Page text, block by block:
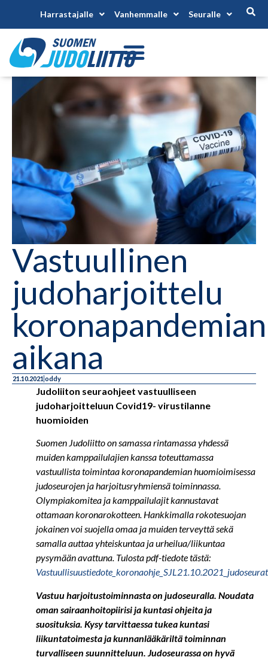
Harrastajalle Vanhemmalle Seuralle
Vastuullinen
judoharjoittelu
koronapandemian
aikana
21.10.2021 oddy
Judoliiton seuraohjeet vastuulliseen
judoharjoitteluun Covid19- virustilanne
huomioiden
Suomen Judoliitto on samassa rintamassa yhdessä
muiden kamppailulajien kanssa toteuttamassa
vastuullista toimintaa koronapandemian huomioimisessa
judoseurojen ja harjoitusryhmiensä toiminnassa.
Olympiakomitea ja kamppailulajit kannustavat
ottamaan koronarokotteen. Hankkimalla rokotesuojan
jokainen voi suojella omaa ja muiden terveyttä sekä
samalla auttaa yhteiskuntaa ja urheilua/liikuntaa
pysymään avattuna. Tulosta pdf-tiedote tästä:
Vastuullisuustiedote_koronaohje_SJL21.10.2021_judoseurat
Vastuu harjoitustoiminnasta on judoseuralla. Noudata
oman sairaanhoitopiirisi ja kuntasi ohjeita ja
suosituksia. Kysy tarvittaessa tukea kuntasi
liikuntatoimesta ja kunnanlääkäriltä toiminnan
turvalliseen suunnitteluun. Judoseurassa on hyvä